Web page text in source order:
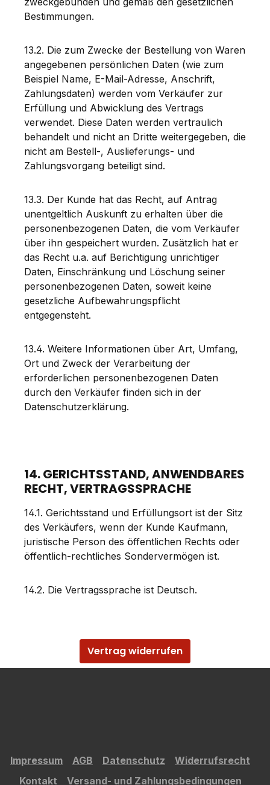
Bestimmungen.
13.2. Die zum Zwecke der Bestellung von Waren
angegebenen persönlichen Daten (wie zum
Beispiel Name, E-Mail-Adresse, Anschrift,
Zahlungsdaten) werden vom Verkäufer zur
Erfüllung und Abwicklung des Vertrags
verwendet. Diese Daten werden vertraulich
behandelt und nicht an Dritte weitergegeben, die
nicht am Bestell-, Auslieferungs- und
Zahlungsvorgang beteiligt sind.
13.3. Der Kunde hat das Recht, auf Antrag
unentgeltlich Auskunft zu erhalten über die
personenbezogenen Daten, die vom Verkäufer
über ihn gespeichert wurden. Zusätzlich hat er
das Recht u.a. auf Berichtigung unrichtiger
Daten, Einschränkung und Löschung seiner
personenbezogenen Daten, soweit keine
gesetzliche Aufbewahrungspflicht
entgegensteht.
13.4. Weitere Informationen über Art, Umfang,
Ort und Zweck der Verarbeitung der
erforderlichen personenbezogenen Daten
durch den Verkäufer finden sich in der
Datenschutzerklärung.
14. GERICHTSSTAND, ANWENDBARES
RECHT, VERTRAGSSPRACHE
14.1. Gerichtsstand und Erfüllungsort ist der Sitz
des Verkäufers, wenn der Kunde Kaufmann,
juristische Person des öffentlichen Rechts oder
öffentlich-rechtliches Sondervermögen ist.
14.2. Die Vertragssprache ist Deutsch.
Vertrag widerrufen
Impressum AGB Datenschutz
Widerrufsrecht
Kontakt
Versand- und Zahlungsbedingungen